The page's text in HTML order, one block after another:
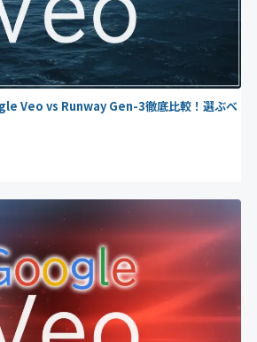
Veo vs Runway Gen-3徹底比較！選ぶべ